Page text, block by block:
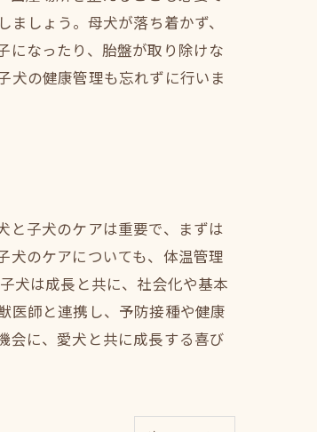
しょう。母犬が落ち着かず、
になったり、胎盤が取り除けな
犬の健康管理も忘れずに行いま
と子犬のケアは重要で、まずは
犬のケアについても、体温管理
犬は成長と共に、社会化や基本
医師と連携し、予防接種や健康
会に、愛犬と共に成長する喜び